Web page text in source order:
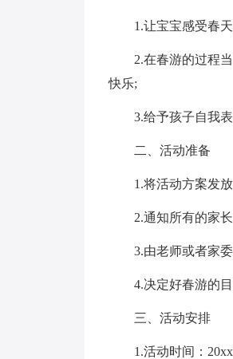
1.让宝宝感受春天
2.在春游的过程当
快乐;
3.给予孩子自我表
二、活动准备
1.将活动方案发放
2.通知所有的家长
3.由老师或者家委
4.决定好春游的目
三、活动安排
1.活动时间：20xx